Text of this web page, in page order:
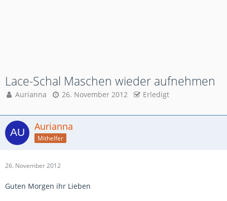
Lace-Schal Maschen wieder aufnehmen
Aurianna 26. November 2012 Erledigt
Aurianna
Mithelfer
26. November 2012
Guten Morgen ihr Lieben